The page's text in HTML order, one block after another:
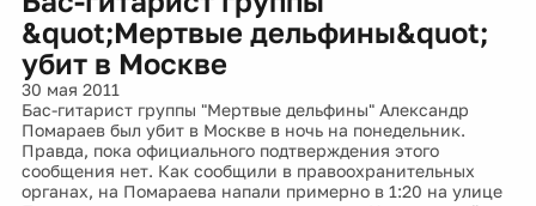
&quot;Мертвые дельфины&quot;
убит в Москве
30 мая 2011
Бас-гитарист группы "Мертвые дельфины" Александр
Помараев был убит в Москве в ночь на понедельник.
Правда, пока официального подтверждения этого
сообщения нет. Как сообщили в правоохранительных
органах, на Помараева напали примерно в 1:20 на улице